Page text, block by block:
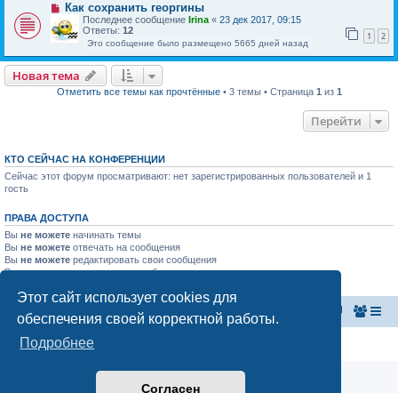
Этот сайт использует cookies для
обеспечения своей корректной работы.
Подробнее
Согласен
Как сохранить георгины
Последнее сообщение Irina « 23 дек 2017, 09:15
Ответы: 12 1 2
Это сообщение было размещено 5665 дней назад
Новая тема
Отметить все темы как прочтённые• 3 темы • Страница 1 из 1
Перейти
КТО СЕЙЧАС НА КОНФЕРЕНЦИИ
Сейчас этот форум просматривают: нет зарегистрированных пользователей и 1
гость
ПРАВА ДОСТУПА
Вы не можете начинать темы
Вы не можете отвечать на сообщения
Вы не можете редактировать свои сообщения
Выне можетеудалять свои сообщения
Главная страница Список форумов